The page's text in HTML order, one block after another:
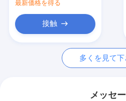
すべての場合
セキュリティ スマート ホーム
グビー ハブ ゲートウェ
最新価格を得る
接触
多くを見て下
メッセ